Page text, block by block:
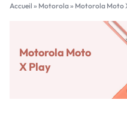
Accueil » Motorola» Motorola Moto
Motorola Moto
X Play